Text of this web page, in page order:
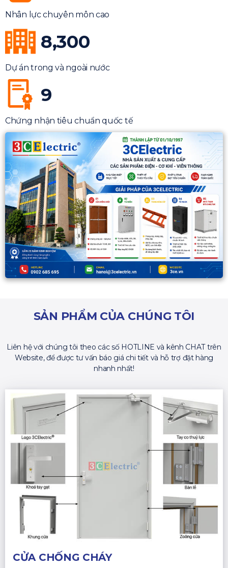
Nhân lực chuyên môn cao
8,300
Dự án trong và ngoài nước
9
Chứng nhận tiêu chuẩn quốc tế
SẢN PHẨM CỦA CHÚNG TÔI
Liên hệ với chúng tôi theo các số HOTLINE và kênh CHAT trên
Website, để được tư vấn báo giá chi tiết và hỗ trợ đặt hàng
nhanh nhất!
CỬA CHỐNG CHÁY